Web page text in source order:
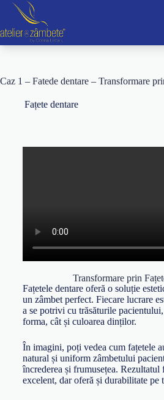
Caz 1 – Fatede dentare – Transformare
Fațete dentare
Transformare prin
Fațetele dentare oferă o soluție
un zâmbet perfect. Fiecare lucrare
a se potrivi cu trăsăturile
forma, cât și culoarea dinților.
În imagini, poți vedea cum fațetele
natural și uniform zâmbetului
încrederea și frumusețea. Rezultatul
excelent, dar oferă și durabilitate pe